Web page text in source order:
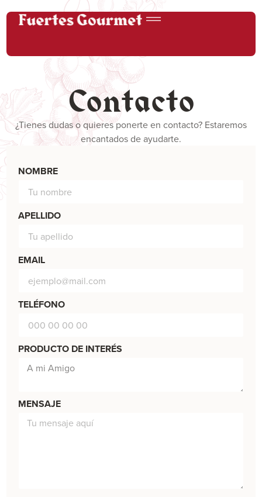
Contacto
¿Tienes dudas o quieres ponerte en contacto? Estaremos
encantados de ayudarte.
NOMBRE
APELLIDO
EMAIL
TELÉFONO
PRODUCTO DE INTERÉS
MENSAJE